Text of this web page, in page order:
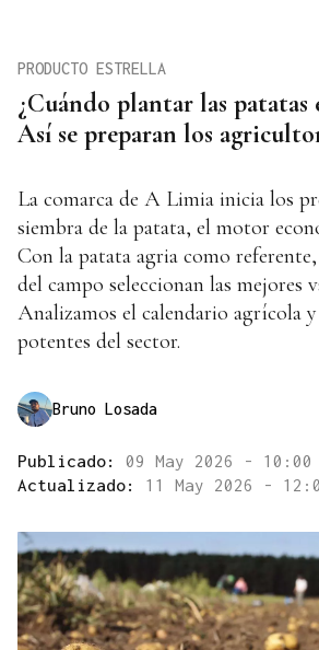
¿Cuándo plantar las
Así se preparan los
PRODUCTO ESTRELLA
La comarca de A Limia inicia los
siembra de la patata, el motor
Con la patata agria como
del campo seleccionan las mejores
Analizamos el calendario agrícola y
potentes del sector.
Bruno Losada
Publicado: 09 May 2026 - 10:00
Actualizado: 11 May 2026 -